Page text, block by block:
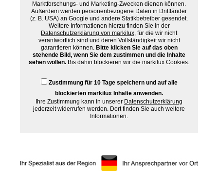
Marktforschungs- und Marketing-Zwecken dienen können.
Außerdem werden personenbezogene Daten in Drittländer
(z. B. USA) an Google und andere Statikbetreiber gesendet.
Weitere Informationen hierzu finden Sie in der
Datenschutzerklärung von markilux, für die wir nicht
verantwortlich sind und deren Vollständigkeit wir nicht
garantieren können. Bitte klicken Sie auf das oben
stehende Bild, wenn Sie dem zustimmen und die Inhalte
sehen wollen. Bis dahin blockieren wir die markilux Cookies.
Zustimmung für 10 Tage speichern und auf alle
blockierten markilux Inhalte anwenden.
Ihre Zustimmung kann in unserer Datenschutzerklärung
jederzeit widerrufen werden. Dort finden Sie auch weitere
Informationen.